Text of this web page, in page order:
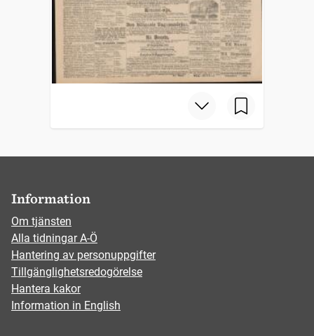
Information
Om tjänsten
Alla tidningar A-Ö
Hantering av personuppgifter
Tillgänglighetsredogörelse
Hantera kakor
Information in English